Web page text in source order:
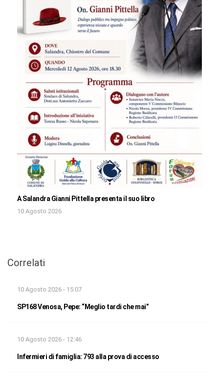
A Salandra Gianni Pittella presenta il suo libro
10 Agosto 2026
Correlati
10 Agosto 2026 - 15:07
SP168 Venosa, Pepe: “Meglio tardi che mai”
10 Agosto 2026 - 12:46
Infermieri di famiglia: 793 alla prova di accesso